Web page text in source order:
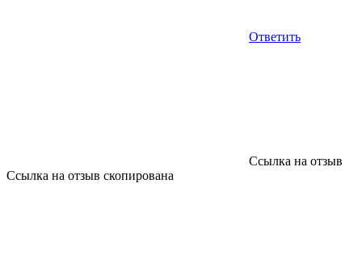
Ответить
Ссылка на отзыв
Ссылка на отзыв скопирована